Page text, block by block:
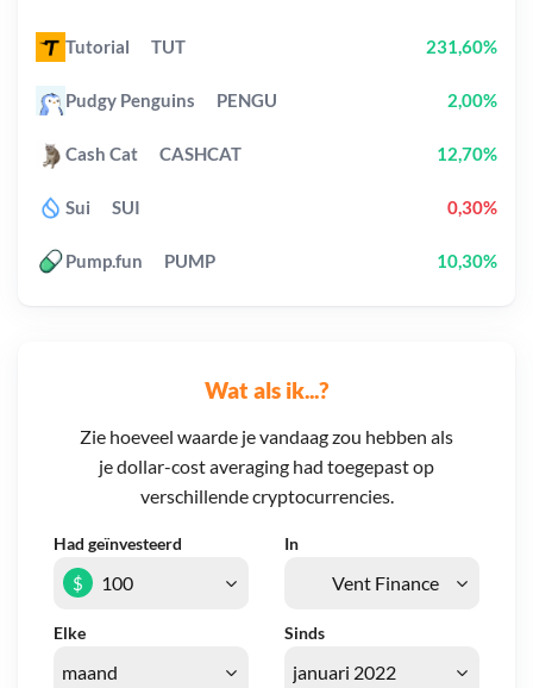
Wat als ik...?
Zie hoeveel waarde je vandaag zou hebben als
je dollar-cost averaging had toegepast op
verschillende cryptocurrencies.
Had geïnvesteerd In
Elke Sinds
$
Tutorial TUT 231,60%
Pudgy Penguins PENGU 2,00%
Cash Cat CASHCAT 12,70%
Sui SUI 0,30%
Pump.fun PUMP 10,30%